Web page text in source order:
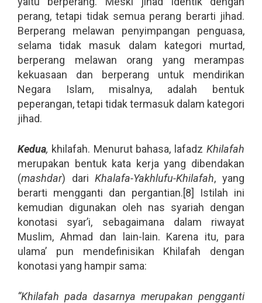
perang, tetapi tidak semua perang berarti jihad.
Berperang melawan penyimpangan penguasa,
selama tidak masuk dalam kategori murtad,
berperang melawan orang yang merampas
kekuasaan dan berperang untuk mendirikan
Negara Islam, misalnya, adalah bentuk
peperangan, tetapi tidak termasuk dalam kategori
jihad.
Kedua, khilafah. Menurut bahasa, lafadzKhilafah
merupakan bentuk kata kerja yang dibendakan
(mashdar) dariKhalafa-Yakhlufu-Khilafah, yang
berarti mengganti dan pergantian.[8] Istilah ini
kemudian digunakan oleh nas syariah dengan
konotasi syar’i, sebagaimana dalam riwayat
Muslim, Ahmad dan lain-lain. Karena itu, para
ulama’ pun mendefinisikan Khilafah dengan
konotasi yang hampir sama:
“Khilafah pada dasarnya merupakan pengganti